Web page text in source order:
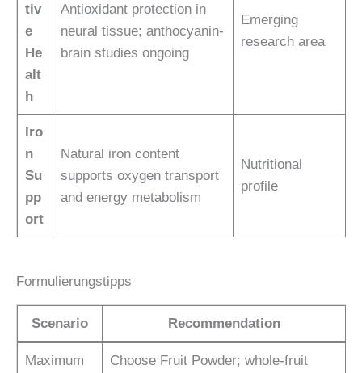
tiv
e
He
alt
h
Antioxidant protection in
neural tissue; anthocyanin-
brain studies ongoing
Emerging
research area
Iro
n
Su
pp
ort
Natural iron content
supports oxygen transport
and energy metabolism
Nutritional
profile
Formulierungstipps
Scenario Recommendation
Maximum
Choose Fruit Powder; whole-fruit